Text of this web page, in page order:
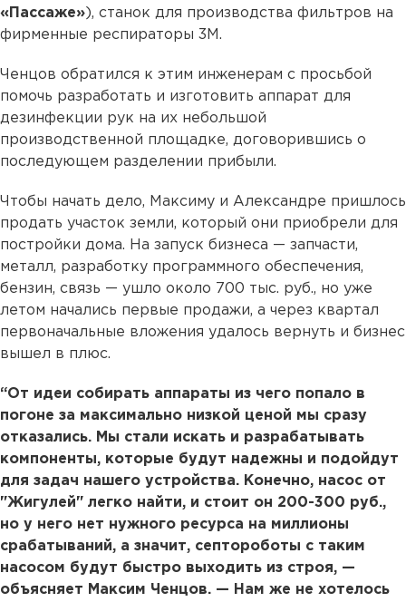
«Пассаже» ), станок для производства фильтров на
фирменные респираторы 3М.
Ченцов обратился к этим инженерам с просьбой
помочь разработать и изготовить аппарат для
дезинфекции рук на их небольшой
производственной площадке, договорившись о
последующем разделении прибыли.
Чтобы начать дело, Максиму и Александре пришлось
продать участок земли, который они приобрели для
постройки дома. На запуск бизнеса — запчасти,
металл, разработку программного обеспечения,
бензин, связь — ушло около 700 тыс. руб., но уже
летом начались первые продажи, а через квартал
первоначальные вложения удалось вернуть и бизнес
вышел в плюс.
“От идеи собирать аппараты из чего попало в
погоне за максимально низкой ценой мы сразу
отказались. Мы стали искать и разрабатывать
компоненты, которые будут надежны и подойдут
для задач нашего устройства. Конечно, насос от
"Жигулей" легко найти, и стоит он 200-300 руб.,
но у него нет нужного ресурса на миллионы
срабатываний, а значит, септороботы с таким
насосом будут быстро выходить из строя, —
объясняет Максим Ченцов. — Нам же не хотелось